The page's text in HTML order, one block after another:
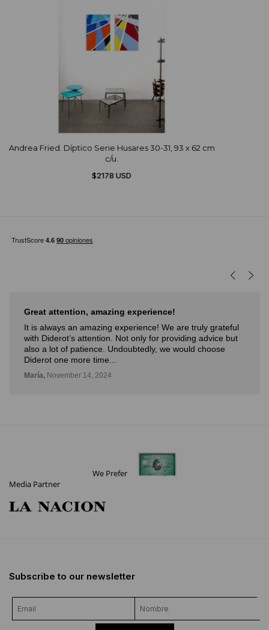
Andrea Fried. Díptico Serie Husares 30-31, 93 x 62 cm
c/u.
$2178 USD
Great attention, amazing experience!
It is always an amazing experience! We are truly grateful
with Diderot’s attention. Not only for providing advice but
also a lot of patience. Undoubtedly, we would choose
Diderot one more time...
María, November 14, 2024
We Prefer
Media Partner
Subscribe to our newsletter